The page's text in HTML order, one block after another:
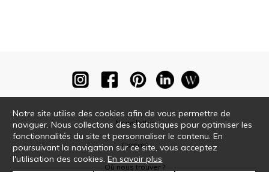
Newsletter
Contact
Où nous trouver ?
Notre site utilise des cookies afin de vous permettre de
naviguer. Nous collectons des statistiques pour optimiser les
fonctionnalités du site et personnaliser le contenu. En
poursuivant la navigation sur ce site, vous acceptez
l'utilisation des cookies.En savoir plus